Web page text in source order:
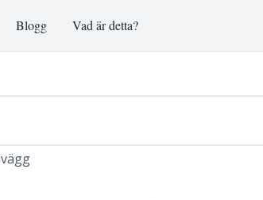
Blogg Vad är detta?